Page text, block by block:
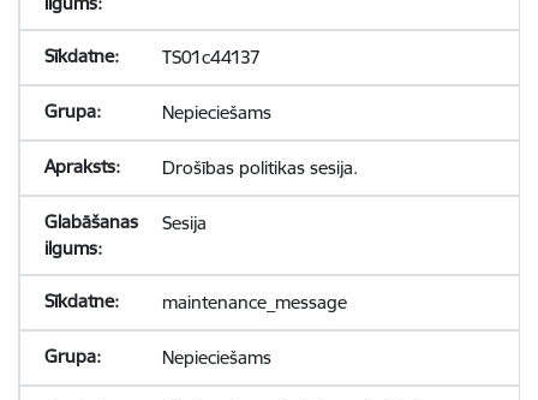
TS01c44137
Nepieciešams
Drošības politikas sesija.
Sesija
maintenance_message
Nepieciešams